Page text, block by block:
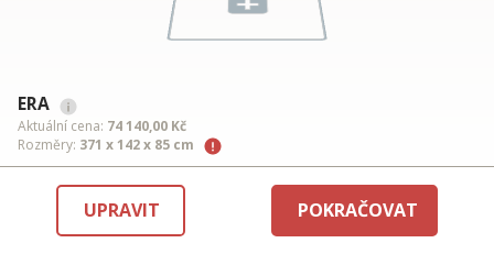
ERA
Aktuální cena: 74 140,00 Kč
Rozměry: 371 x 142 x 85 cm
UPRAVIT POKRAČOVAT